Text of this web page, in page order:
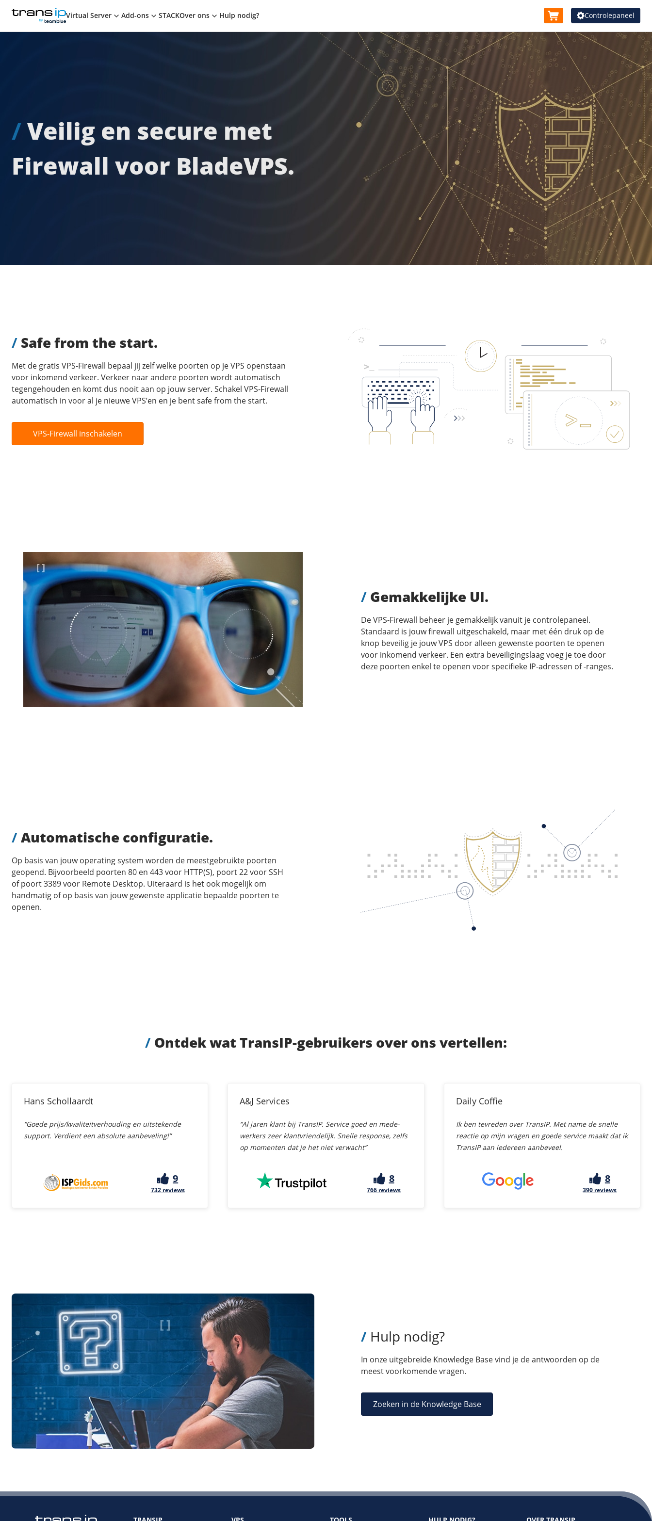
Virtual Server Add-ons STACKOver ons Hulp nodig?
Controlepaneel
/Veilig en secure met
Firewall voor BladeVPS.
/ Safe from the start.
Met de gratis VPS-Firewall bepaal jij zelf welke poorten op je VPS openstaan
voor inkomend verkeer. Verkeer naar andere poorten wordt automatisch
tegengehouden en komt dus nooit aan op jouw server. Schakel VPS-Firewall
automatisch in voor al je nieuwe VPS’en en je bent safe from the start.
VPS-Firewall inschakelen
/ Gemakkelijke UI.
De VPS-Firewall beheer je gemakkelijk vanuit je controlepaneel.
Standaard is jouw firewall uitgeschakeld, maar met één druk op de
knop beveilig je jouw VPS door alleen gewenste poorten te openen
voor inkomend verkeer. Een extra beveiligingslaag voeg je toe door
deze poorten enkel te openen voor specifieke IP-adressen of -ranges.
/Automatische configuratie.
Op basis van jouw operating system worden de meestgebruikte poorten
geopend. Bijvoorbeeld poorten 80 en 443 voor HTTP(S), poort 22 voor SSH
of poort 3389 voor Remote Desktop. Uiteraard is het ook mogelijk om
handmatig of op basis van jouw gewenste applicatie bepaalde poorten te
openen.
/ Ontdek wat TransIP-gebruikers over ons vertellen:
Hans Schollaardt
“Goede prijs/kwaliteitverhouding en uitstekende
support. Verdient een absolute aanbeveling!”
9
732reviews
A&J Services
“Al jaren klant bij TransIP. Service goed en mede-
werkers zeer klantvriendelijk. Snelle response, zelfs
op momenten dat je het niet verwacht”
8
766 reviews
Daily Coffie
Ik ben tevreden over TransIP. Met name de snelle
reactie op mijn vragen en goede service maakt dat ik
TransIP aan iedereen aanbeveel.
8
390 reviews
/ Hulp nodig?
In onze uitgebreide Knowledge Base vind je de antwoorden op de
meest voorkomende vragen.
Zoeken in de Knowledge Base
BY TEAM.BLUE